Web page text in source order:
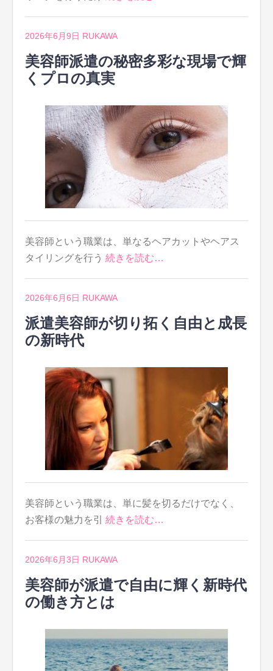
2026年6月9日 RUKAWA
美容師派遣の秘密多彩な現場で輝
くプロの真実
美容師という職業は、単なるヘアカットやヘアス
タイリングを行う 続きを読む…
2026年6月6日 RUKAWA
派遣美容師が切り拓く自由と成長
の新時代
美容師という職業は、単に髪を切るだけでなく、
お客様の魅力を引 続きを読む…
2026年6月3日 RUKAWA
美容師が派遣で自由に輝く新時代
の働き方とは